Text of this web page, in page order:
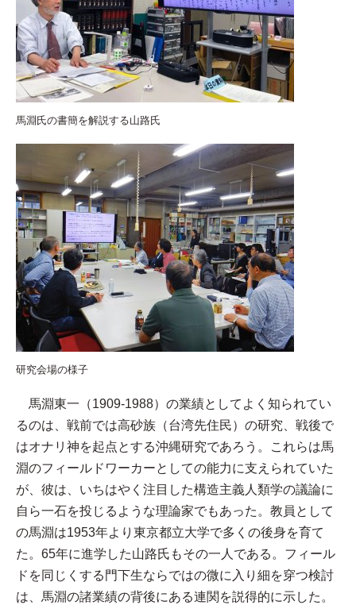
馬淵氏の書簡を解説する山路氏
研究会場の様子
馬淵東一（1909-1988）の業績としてよく知られてい
るのは、戦前では高砂族（台湾先住民）の研究、戦後で
はオナリ神を起点とする沖縄研究であろう。これらは馬
淵のフィールドワーカーとしての能力に支えられていた
が、彼は、いちはやく注目した構造主義人類学の議論に
自ら一石を投じるような理論家でもあった。教員として
の馬淵は1953年より東京都立大学で多くの後身を育て
た。65年に進学した山路氏もその一人である。フィール
ドを同じくする門下生ならではの微に入り細を穿つ検討
は、馬淵の諸業績の背後にある連関を説得的に示した。